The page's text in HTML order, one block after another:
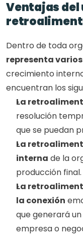
Ventajas del
Dentro de toda
representa
crecimiento
encuentran los
La
resolución
que se puedan
La
interna de la
producción final.
La
la conexión
que generará
empresa o